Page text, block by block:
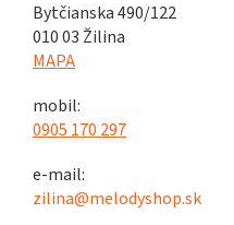
Bytčianska 490/122
010 03 Žilina
MAPA
mobil:
0905 170 297
e-mail:
zilina@melodyshop.sk